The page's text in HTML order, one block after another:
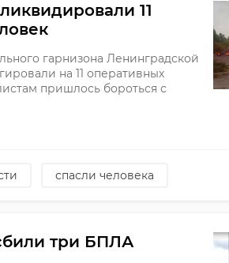
11
гарнизона Ленинградской
на 11 оперативных
пришлось бороться с
спасли человека
три БПЛА